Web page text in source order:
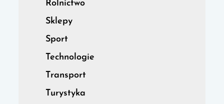
Rolnictwo
Sklepy
Sport
Technologie
Transport
Turystyka